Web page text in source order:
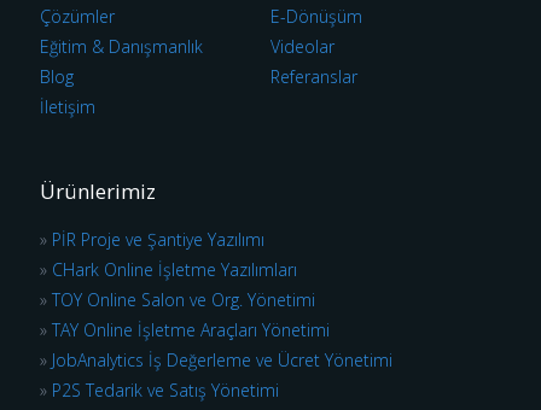
Çözümler
E-Dönüşüm
Eğitim & Danışmanlık
Videolar
Blog
Referanslar
İletişim
Ürünlerimiz
» PİR Proje ve Şantiye Yazılımı
» CHark Online İşletme Yazılımları
» TOY Online Salon ve Org. Yönetimi
» TAY Online İşletme Araçları Yönetimi
» JobAnalytics İş Değerleme ve Ücret Yönetimi
» P2S Tedarik ve Satış Yönetimi